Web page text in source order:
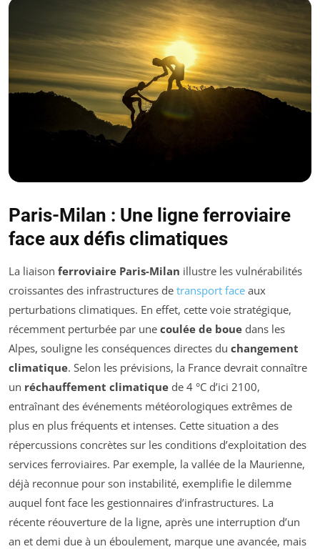
Paris-Milan : Une ligne ferroviaire
face aux défis climatiques
La liaison ferroviaire Paris-Milan illustre les vulnérabilités
croissantes des infrastructures de transport face aux
perturbations climatiques. En effet, cette voie stratégique,
récemment perturbée par une coulée de boue dans les
Alpes, souligne les conséquences directes du changement
climatique. Selon les prévisions, la France devrait connaître
un réchauffement climatique de 4 °C d’ici 2100,
entraînant des événements météorologiques extrêmes de
plus en plus fréquents et intenses. Cette situation a des
répercussions concrètes sur les conditions d’exploitation des
services ferroviaires. Par exemple, la vallée de la Maurienne,
déjà reconnue pour son instabilité, exemplifie le dilemme
auquel font face les gestionnaires d’infrastructures. La
récente réouverture de la ligne, après une interruption d’un
an et demi due à un éboulement, marque une avancée, mais